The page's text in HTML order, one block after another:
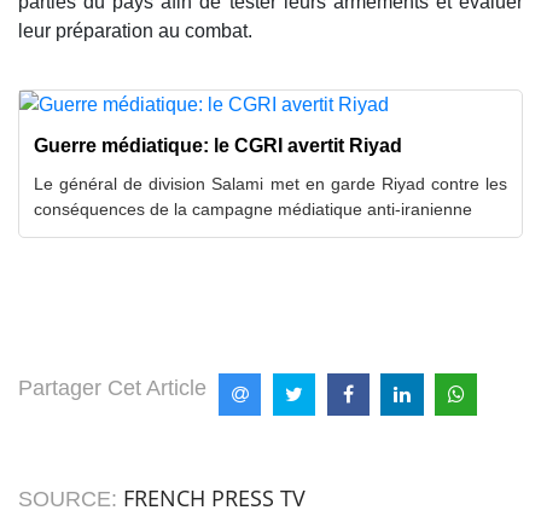
leur préparation au combat.
Guerre médiatique: le CGRI avertit Riyad
Le général de division Salami met en garde Riyad contre les
conséquences de la campagne médiatique anti-iranienne
Partager Cet Article
SOURCE: FRENCH PRESS TV